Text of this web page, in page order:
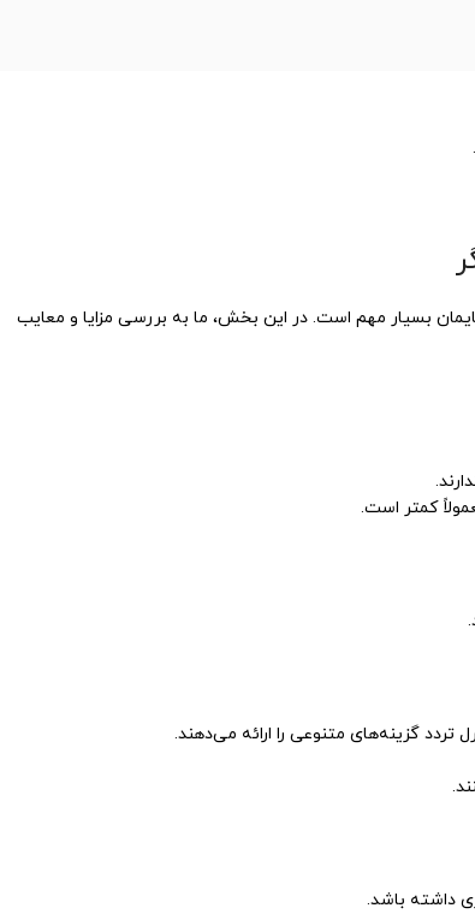
بسیار مهم است. در این بخش، ما به بررسی مزایا و معایب
کمتر است.
گزینه‌های متنوعی را ارائه می‌دهند.
داشته باشد.